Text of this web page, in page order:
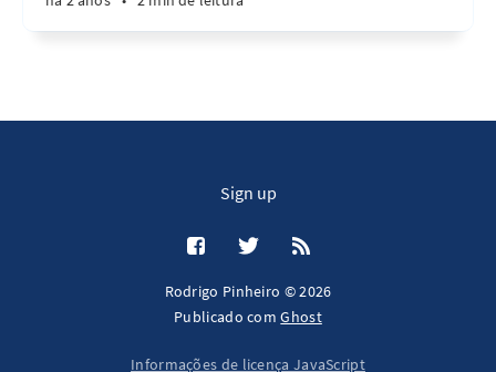
Sign up
Rodrigo Pinheiro © 2026
Publicado comGhost
Informações de licença JavaScript